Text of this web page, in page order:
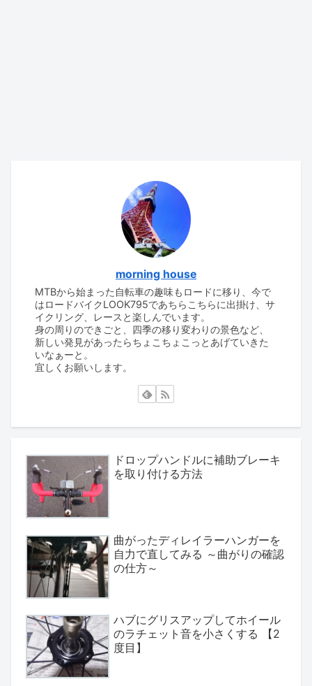
morning house
MTBから始まった自転車の趣味もロードに移り、今で
はロードバイクLOOK795であちらこちらに出掛け、サ
イクリング、レースと楽しんでいます。
身の周りのできごと、四季の移り変わりの景色など、
新しい発見があったらちょこちょこっとあげていきた
いなぁーと。
宜しくお願いします。
ドロップハンドルに補助ブレーキ
を取り付ける方法
曲がったディレイラーハンガーを
自力で直してみる ～曲がりの確認
の仕方～
ハブにグリスアップしてホイール
のラチェット音を小さくする 【2
度目】